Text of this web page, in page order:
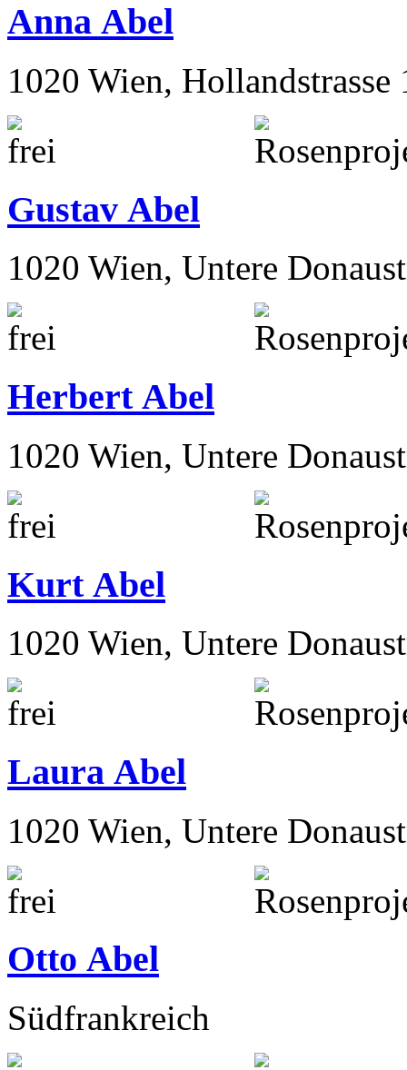
Anna Abel
1020 Wien, Hollandstrasse
Gustav Abel
1020 Wien, Untere
Herbert Abel
1020 Wien, Untere
Kurt Abel
1020 Wien, Untere
Laura Abel
1020 Wien, Untere
Otto Abel
Südfrankreich